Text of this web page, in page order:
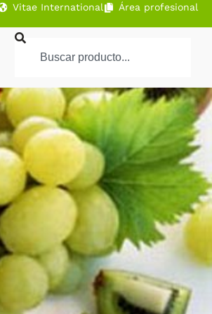
Vitae International Área profesional